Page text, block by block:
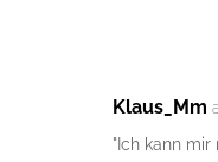
Klaus_Mm
"Ich kann